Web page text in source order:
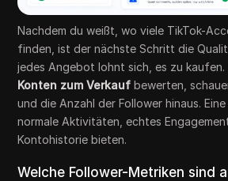
Nachdem du weißt, wo viele TikTok-
finden, ist der nächste Schritt die
jedes Angebot lohnt sich, es zu kaufen.
Konten zum Verkauf bewerten,
und die Anzahl der Follower hinaus.
normale Aktivitäten, echtes
Kontohistorie bieten.
Welche Follower-Metriken sind